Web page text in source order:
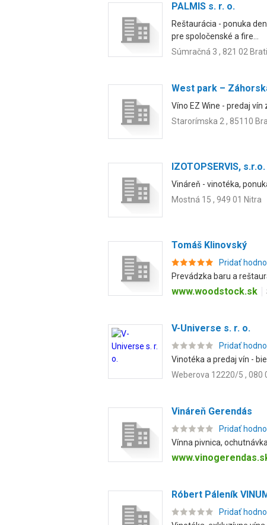
PALMIS s. r. o.
Reštaurácia - ponuka
pre spoločenské a fire...
Súmračná 3 , 821 02
West park –
Víno EZ Wine - predaj vín
Starorímska 2 , 85110
IZOTOPSERVIS, s.r.o.
Vináreň - vinotéka,
Mostná 15 , 949 01 Nitra
Tomáš Klinovský
Pridať
Prevádzka baru a
www.woodstock.sk
V-Universe s. r. o.
Pridať
Vinotéka a predaj vín -
Weberova 12220/5 , 080
Vináreň Gerendás
Pridať
Vínna pivnica,
Róbert Páleník
Pridať